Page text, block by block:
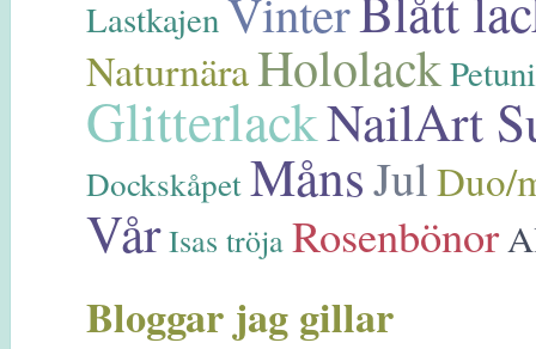
LastkajenVinter
NaturnäraHololack
GlitterlackNailArt
DockskåpetMånsJulDuo/
Vår Isas tröja Rosenbönor
Bloggar jag gillar